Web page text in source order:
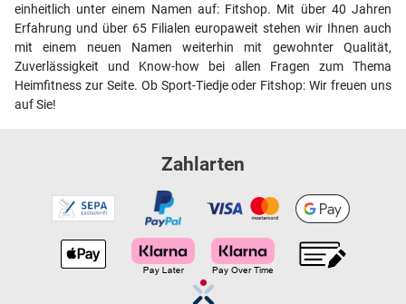
einheitlich unter einem Namen auf: Fitshop. Mit über 40 Jahren
Erfahrung und über 65 Filialen europaweit stehen wir Ihnen auch
mit einem neuen Namen weiterhin mit gewohnter Qualität,
Zuverlässigkeit und Know-how bei allen Fragen zum Thema
Heimfitness zur Seite. Ob Sport-Tiedje oder Fitshop: Wir freuen uns
auf Sie!
Zahlarten